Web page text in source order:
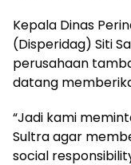
Kepala Dinas
(Disperidag) Siti
perusahaan
datang
“Jadi kami
Sultra agar
social